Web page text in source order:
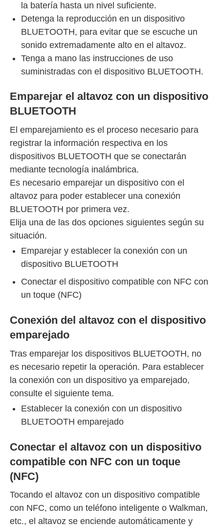
la batería hasta un nivel suficiente.
Detenga la reproducción en un dispositivo
BLUETOOTH, para evitar que se escuche un
sonido extremadamente alto en el altavoz.
Tenga a mano las instrucciones de uso
suministradas con el dispositivo BLUETOOTH.
Emparejar el altavoz con un dispositivo
BLUETOOTH
El emparejamiento es el proceso necesario para
registrar la información respectiva en los
dispositivos BLUETOOTH que se conectarán
mediante tecnología inalámbrica.
Es necesario emparejar un dispositivo con el
altavoz para poder establecer una conexión
BLUETOOTH por primera vez.
Elija una de las dos opciones siguientes según su
situación.
Emparejar y establecer la conexión con un
dispositivo BLUETOOTH
Conectar el dispositivo compatible con NFC con
un toque (NFC)
Conexión del altavoz con el dispositivo
emparejado
Tras emparejar los dispositivos BLUETOOTH, no
es necesario repetir la operación. Para establecer
la conexión con un dispositivo ya emparejado,
consulte el siguiente tema.
Establecer la conexión con un dispositivo
BLUETOOTH emparejado
Conectar el altavoz con un dispositivo
compatible con NFC con un toque
(NFC)
Tocando el altavoz con un dispositivo compatible
con NFC, como un teléfono inteligente o Walkman,
etc., el altavoz se enciende automáticamente y